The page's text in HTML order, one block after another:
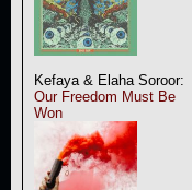
Kefaya & Elaha Soroor:
Our Freedom Must Be
Won